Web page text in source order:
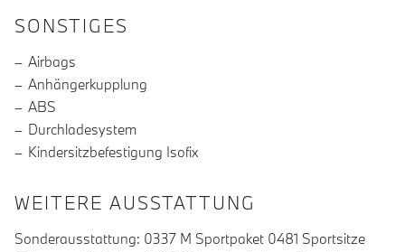
SONSTIGES
Airbags
Anhängerkupplung
ABS
Durchladesystem
Kindersitzbefestigung Isofix
WEITERE AUSSTATTUNG
Sonderausstattung: 0337 M Sportpaket 0481 Sportsitze